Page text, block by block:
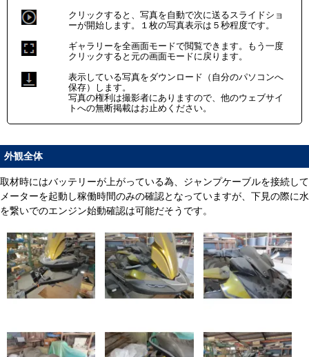
クリックすると、写真を自動で次に送るスライドショ
ーが開始します。１枚の写真表示は５秒程度です。
ギャラリーを全画面モードで閲覧できます。もう一度
クリックすると元の画面モードに戻ります。
表示している写真をダウンロード（自分のパソコンへ
保存）します。
写真の権利は撮影者にありますので、他のウェブサイ
トへの無断掲載はお止めください。
外観全体
取材時にはバッテリーが上がっている為、ジャンプケーブルを接続して
メーターを起動し稼働時間のみの確認となっていますが、下見の際に水
を繋いでのエンジン始動確認は可能だそうです。